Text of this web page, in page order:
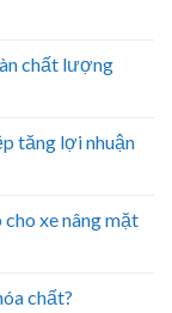
chất lượng
tăng lợi nhuận
xe nâng mặt
chất?